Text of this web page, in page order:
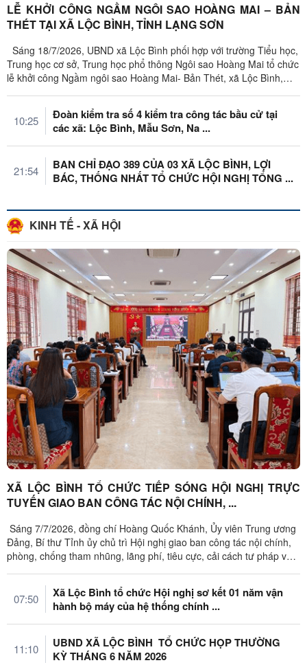
LỄ KHỞI CÔNG NGẦM NGÔI SAO HOÀNG MAI – BẢN
THÉT TẠI XÃ LỘC BÌNH, TỈNH LẠNG SƠN
Sáng 18/7/2026, UBND xã Lộc Bình phối hợp với trường Tiểu học,
Trung học cơ sở, Trung học phổ thông Ngôi sao Hoàng Mai tổ chức
lễ khởi công Ngầm ngôi sao Hoàng Mai- Bản Thét, xã Lộc Bình,
10:25
Đoàn kiểm tra số 4 kiểm tra công tác bầu cử tại
các xã: Lộc Bình, Mẫu Sơn, Na ...
21:54
BAN CHỈ ĐẠO 389 CỦA 03 XÃ LỘC BÌNH, LỢI
BÁC, THỐNG NHẤT TỔ CHỨC HỘI NGHỊ TỔNG ...
KINH TẾ - XÃ HỘI
XÃ LỘC BÌNH TỔ CHỨC TIẾP SÓNG HỘI NGHỊ TRỰC
TUYẾN GIAO BAN CÔNG TÁC NỘI CHÍNH, ...
Sáng 7/7/2026, đồng chí Hoàng Quốc Khánh, Ủy viên Trung ương
Đảng, Bí thư Tỉnh ủy chủ trì Hội nghị giao ban công tác nội chính,
phòng, chống tham nhũng, lãng phí, tiêu cực, cải cách tư pháp và
07:50
Xã Lộc Bình tổ chức Hội nghị sơ kết 01 năm vận
hành bộ máy của hệ thống chính ...
11:10
UBND XÃ LỘC BÌNH TỔ CHỨC HỌP THƯỜNG
KỲ THÁNG 6 NĂM 2026